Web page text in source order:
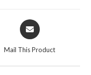
Mail This Product